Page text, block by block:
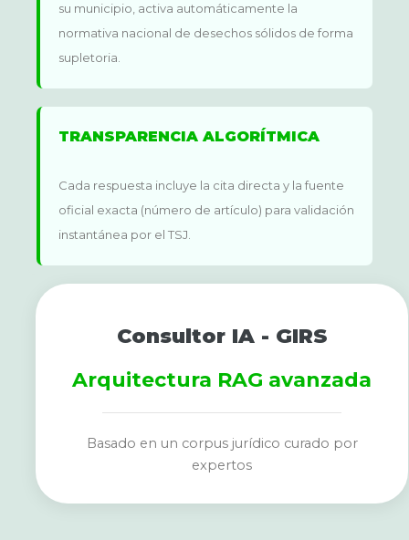
su municipio, activa automáticamente la
normativa nacional de desechos sólidos de forma
supletoria.
TRANSPARENCIA ALGORÍTMICA
Cada respuesta incluye la cita directa y la fuente
oficial exacta (número de artículo) para validación
instantánea por el TSJ.
Consultor IA - GIRS
Arquitectura RAG avanzada
Basado en un corpus jurídico curado por
expertos